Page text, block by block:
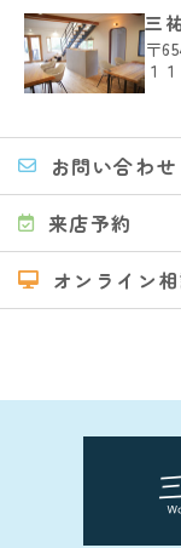
三
〒
１
お問い合わせ
来店予約
オンライン